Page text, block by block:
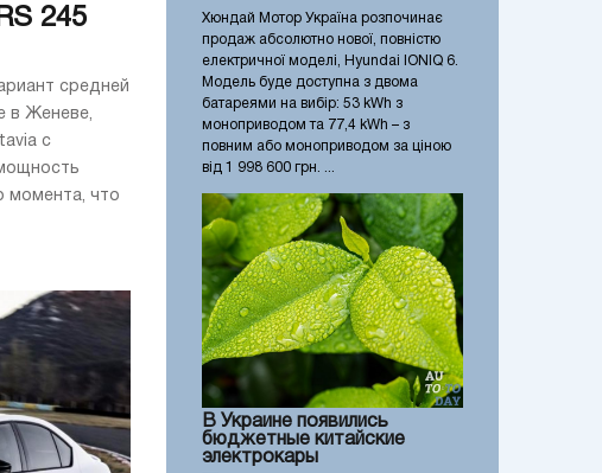
245
средней
в Женеве,
с
момента, что
Хюндай Мотор Україна розпочинає
продаж абсолютно нової, повністю
електричної моделі, Hyundai IONIQ 6.
Модель буде доступна з двома
батареями на вибір: 53 kWh з
моноприводом та 77,4 kWh – з
повним або моноприводом за ціною
від 1 998 600 грн. ...
В Украине появились
бюджетные китайские
электрокары